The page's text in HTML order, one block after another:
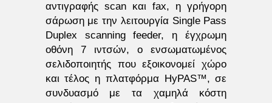
αντιγραφής scan και fax, η γρήγορη
σάρωση με την λειτουργία Single Pass
Duplex scanning feeder, η έγχρωμη
οθόνη 7 ιντσών, ο ενσωματωμένος
σελιδοποιητής που εξοικονομεί χώρο
και τέλος η πλατφόρμα HyPAS™, σε
συνδυασμό με τα χαμηλά κόστη